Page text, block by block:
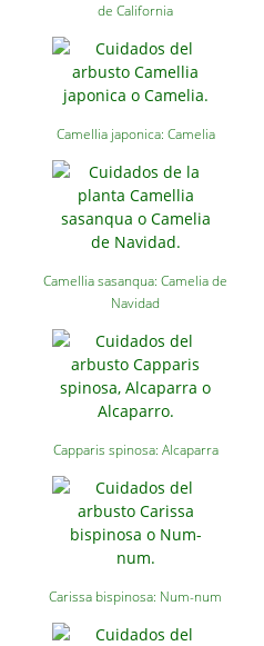
de California
Camellia japonica: Camelia
Camellia sasanqua: Camelia de
Navidad
Capparis spinosa: Alcaparra
Carissa bispinosa: Num-num